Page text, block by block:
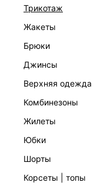
трикотаж
жакеты
брюки
джинсы
верхняя одежда
комбинезоны
жилеты
юбки
шорты
корсеты | топы